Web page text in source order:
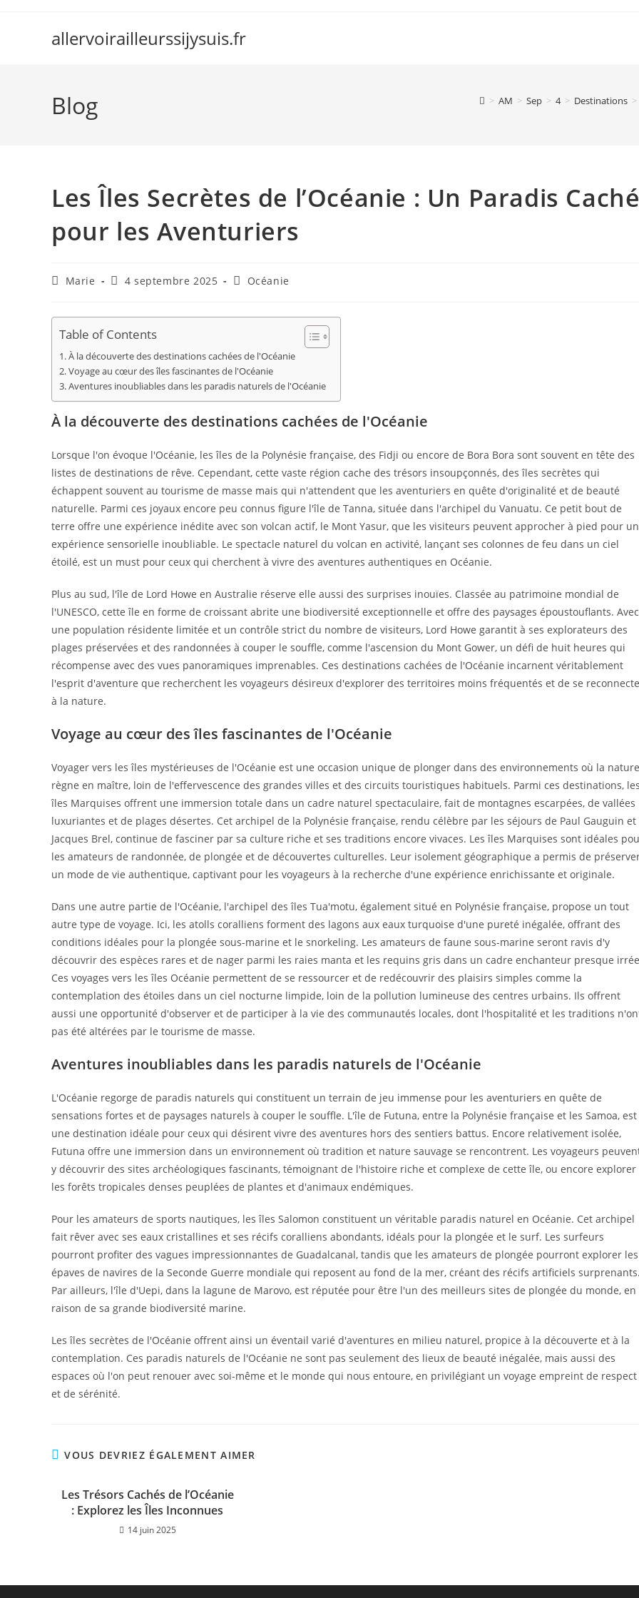
allervoirailleurssijysuis.fr
Blog > AM > Sep > 4 > Destinations >
Les Îles Secrètes de l’Océanie : Un Paradis
pour les Aventuriers
Auteur/autrice
publication :
Marie
Publication
4 septembre 2025
PostOcéanie
Table of Contents
À la découverte des destinations cachées de l'Océanie
Voyage au cœur des îles fascinantes de l'Océanie
Aventures inoubliables dans les paradis naturels de l'Océanie
À la découverte des destinations cachées de l'Océanie
Lorsque l'on évoque l'Océanie, les îles de la Polynésie française, des Fidji ou encore de Bora Bora sont souvent en tête des
listes de destinations de rêve. Cependant, cette vaste région cache des trésors insoupçonnés, des îles secrètes qui
échappent souvent au tourisme de masse mais qui n'attendent que les aventuriers en quête d'originalité et de beauté
naturelle. Parmi ces joyaux encore peu connus figure l'île de Tanna, située dans l'archipel du Vanuatu. Ce petit bout de
terre offre une expérience inédite avec son volcan actif, le Mont Yasur, que les visiteurs peuvent approcher à pied pour
expérience sensorielle inoubliable. Le spectacle naturel du volcan en activité, lançant ses colonnes de feu dans un ciel
étoilé, est un must pour ceux qui cherchent à vivre des aventures authentiques en Océanie.
Plus au sud, l'île de Lord Howe en Australie réserve elle aussi des surprises inouïes. Classée au patrimoine mondial de
l'UNESCO, cette île en forme de croissant abrite une biodiversité exceptionnelle et offre des paysages époustouflants. Avec
une population résidente limitée et un contrôle strict du nombre de visiteurs, Lord Howe garantit à ses explorateurs des
plages préservées et des randonnées à couper le souffle, comme l'ascension du Mont Gower, un défi de huit heures qui
récompense avec des vues panoramiques imprenables. Ces destinations cachées de l'Océanie incarnent véritablement
l'esprit d'aventure que recherchent les voyageurs désireux d'explorer des territoires moins fréquentés et de se
à la nature.
Voyage au cœur des îles fascinantes de l'Océanie
Voyager vers les îles mystérieuses de l'Océanie est une occasion unique de plonger dans des environnements où la nature
règne en maître, loin de l'effervescence des grandes villes et des circuits touristiques habituels. Parmi ces destinations,
îles Marquises offrent une immersion totale dans un cadre naturel spectaculaire, fait de montagnes escarpées, de vallées
luxuriantes et de plages désertes. Cet archipel de la Polynésie française, rendu célèbre par les séjours de Paul Gauguin et
Jacques Brel, continue de fasciner par sa culture riche et ses traditions encore vivaces. Les îles Marquises sont idéales
les amateurs de randonnée, de plongée et de découvertes culturelles. Leur isolement géographique a permis de
un mode de vie authentique, captivant pour les voyageurs à la recherche d'une expérience enrichissante et originale.
Dans une autre partie de l'Océanie, l'archipel des îles Tua'motu, également situé en Polynésie française, propose un tout
autre type de voyage. Ici, les atolls coralliens forment des lagons aux eaux turquoise d'une pureté inégalée, offrant des
conditions idéales pour la plongée sous-marine et le snorkeling. Les amateurs de faune sous-marine seront ravis d'y
découvrir des espèces rares et de nager parmi les raies manta et les requins gris dans un cadre enchanteur presque
Ces voyages vers les îles Océanie permettent de se ressourcer et de redécouvrir des plaisirs simples comme la
contemplation des étoiles dans un ciel nocturne limpide, loin de la pollution lumineuse des centres urbains. Ils offrent
aussi une opportunité d'observer et de participer à la vie des communautés locales, dont l'hospitalité et les traditions
pas été altérées par le tourisme de masse.
Aventures inoubliables dans les paradis naturels de l'Océanie
L'Océanie regorge de paradis naturels qui constituent un terrain de jeu immense pour les aventuriers en quête de
sensations fortes et de paysages naturels à couper le souffle. L'île de Futuna, entre la Polynésie française et les Samoa, est
une destination idéale pour ceux qui désirent vivre des aventures hors des sentiers battus. Encore relativement isolée,
Futuna offre une immersion dans un environnement où tradition et nature sauvage se rencontrent. Les voyageurs
y découvrir des sites archéologiques fascinants, témoignant de l'histoire riche et complexe de cette île, ou encore explorer
les forêts tropicales denses peuplées de plantes et d'animaux endémiques.
Pour les amateurs de sports nautiques, les îles Salomon constituent un véritable paradis naturel en Océanie. Cet archipel
fait rêver avec ses eaux cristallines et ses récifs coralliens abondants, idéals pour la plongée et le surf. Les surfeurs
pourront profiter des vagues impressionnantes de Guadalcanal, tandis que les amateurs de plongée pourront explorer les
épaves de navires de la Seconde Guerre mondiale qui reposent au fond de la mer, créant des récifs artificiels
Par ailleurs, l'île d'Uepi, dans la lagune de Marovo, est réputée pour être l'un des meilleurs sites de plongée du monde, en
raison de sa grande biodiversité marine.
Les îles secrètes de l'Océanie offrent ainsi un éventail varié d'aventures en milieu naturel, propice à la découverte et à la
contemplation. Ces paradis naturels de l'Océanie ne sont pas seulement des lieux de beauté inégalée, mais aussi des
espaces où l'on peut renouer avec soi-même et le monde qui nous entoure, en privilégiant un voyage empreint de respect
et de sérénité.
VOUS DEVRIEZ ÉGALEMENT AIMER
Les Trésors Cachés de l’Océanie
: Explorez les Îles Inconnues
14 juin 2025